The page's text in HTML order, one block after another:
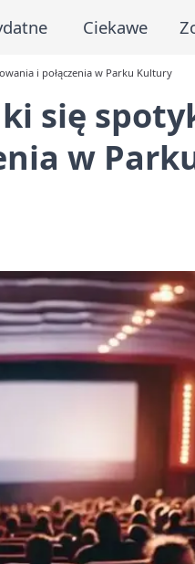
Ciekawe
i połączenia w Parku Kultury
się
w